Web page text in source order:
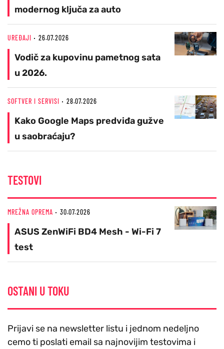
modernog ključa za auto
UREĐAJI 26.07.2026
Vodič za kupovinu pametnog sata
u 2026.
SOFTVER I SERVISI 28.07.2026
Kako Google Maps predviđa gužve
u saobraćaju?
TESTOVI
MREŽNA OPREMA 30.07.2026
ASUS ZenWiFi BD4 Mesh - Wi-Fi 7
test
OSTANI U TOKU
Prijavi se na newsletter listu i jednom nedeljno
cemo ti poslati email sa najnovijim testovima i